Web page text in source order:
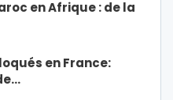
en Afrique : de la
en France: